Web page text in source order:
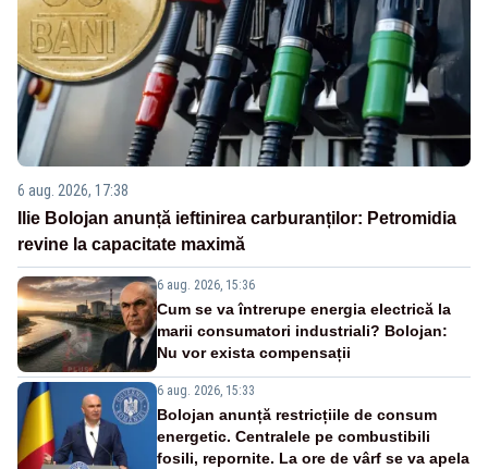
6 aug. 2026, 17:38
Ilie Bolojan anunță ieftinirea carburanților: Petromidia
revine la capacitate maximă
6 aug. 2026, 15:36
Cum se va întrerupe energia electrică la
marii consumatori industriali? Bolojan:
Nu vor exista compensații
6 aug. 2026, 15:33
Bolojan anunță restricțiile de consum
energetic. Centralele pe combustibili
fosili, repornite. La ore de vârf se va apela